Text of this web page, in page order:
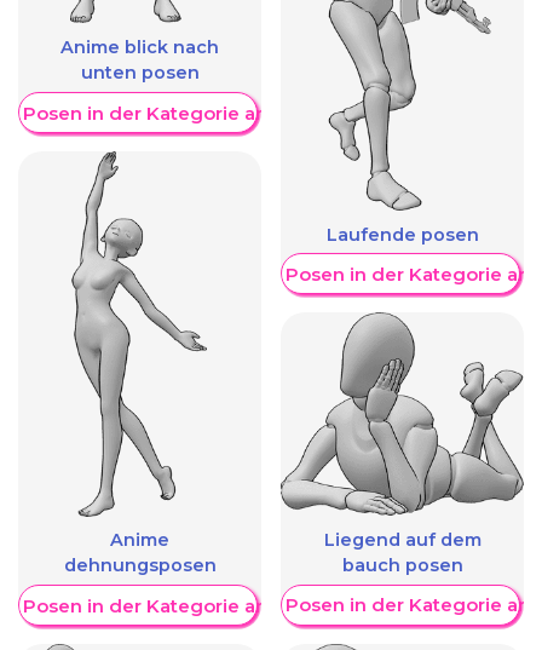
Anime blick nach
unten posen
Posen in der Kategorie anzeigen
Anime
dehnungsposen
Posen in der Kategorie anzeigen
Laufende posen
Weitere Posen in der Kategorie
Liegend auf dem
bauch posen
Weitere Posen in der Kategorie